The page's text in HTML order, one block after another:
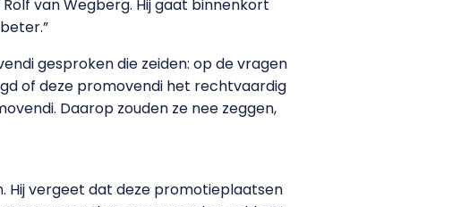
van Wegberg. Hij gaat binnenkort
gesproken die zeiden: op de vragen
of deze promovendi het rechtvaardig
Daarop zouden ze nee zeggen,
Hij vergeet dat deze promotieplaatsen